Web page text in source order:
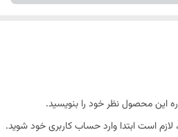
این محصول نظر خود را بنویسید.
لازم است ابتدا وارد حساب کاربری خود شوید.